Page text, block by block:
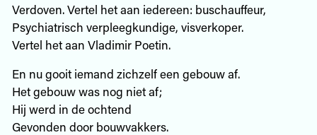
Verdoven. Vertel het aan iedereen: buschauffeur,
Psychiatrisch verpleegkundige, visverkoper.
Vertel het aan Vladimir Poetin.
En nu gooit iemand zichzelf een gebouw af.
Het gebouw was nog niet af;
Hij werd in de ochtend
Gevonden door bouwvakkers.